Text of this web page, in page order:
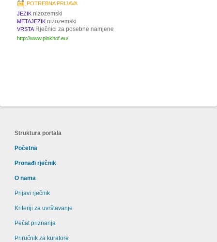
POTREBNA PRIJAVA
JEZIK nizozemski
METAJEZIK nizozemski
VRSTA Rječnici za posebne namjene
http://www.pinkhof.eu/
Struktura portala
Početna
Pronađi rječnik
O nama
Prijavi rječnik
Kriteriji za uvrštavanje
Pečat priznanja
Priručnik za kuratore